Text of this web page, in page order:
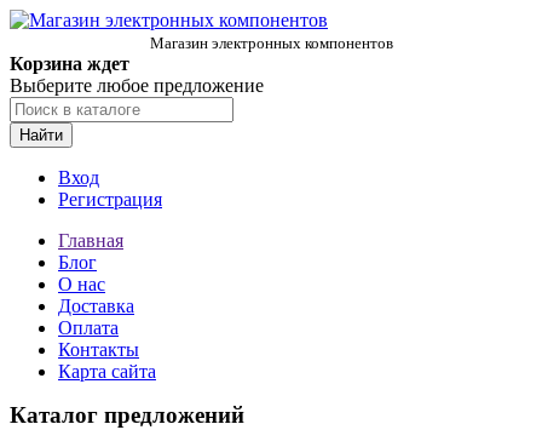
Магазин электронных компонентов
Корзина ждет
Выберите любое предложение
Найти
Вход
Регистрация
Главная
Блог
О нас
Доставка
Оплата
Контакты
Карта сайта
Каталог предложений